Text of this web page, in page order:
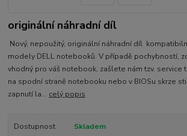
originální náhradní díl
Nový, nepoužitý, originální náhradní díl
modely DELL notebooků. V případě pochybností,
vhodný pro váš notebook, zašlete nám tzv. service
na spodní straně notebooku nebo v BIOSu skrze
zapnutí la... celý popis
Dostupnost Skladem